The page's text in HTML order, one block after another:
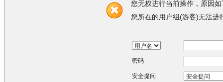
您无权进行当前操作，原因如
您所在的用户组(游客)无法进
密码
安全提问